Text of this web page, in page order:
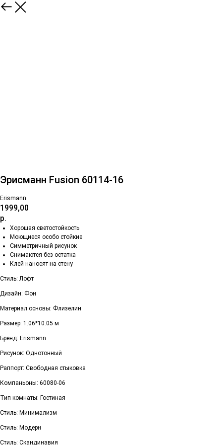
Эрисманн Fusion 60114-16
Erismann
1999,00
р.
Хорошая светостойкость
Моющиеся особо стойкие
Симметричный рисунок
Снимаются без остатка
Клей наносят на стену
Стиль: Лофт
Дизайн: Фон
Материал основы: Флизелин
Размер: 1.06*10.05 м
Бренд: Erismann
Рисунок: Однотонный
Раппорт: Свободная стыковка
Компаньоны: 60080-06
Тип комнаты: Гостиная
Стиль: Минимализм
Стиль: Модерн
Стиль: Скандинавия